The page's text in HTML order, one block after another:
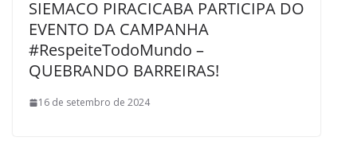
SIEMACO PIRACICABA PARTICIPA DO
EVENTO DA CAMPANHA
#RespeiteTodoMundo –
QUEBRANDO BARREIRAS!
16 de setembro de 2024